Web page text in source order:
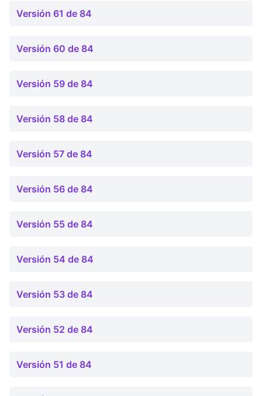
Versión 61 de 84
Versión 60 de 84
Versión 59 de 84
Versión 58 de 84
Versión 57 de 84
Versión 56 de 84
Versión 55 de 84
Versión 54 de 84
Versión 53 de 84
Versión 52 de 84
Versión 51 de 84